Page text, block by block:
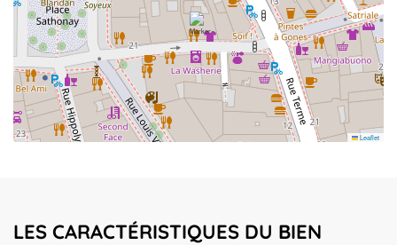
Leaflet
LES CARACTÉRISTIQUES DU BIEN